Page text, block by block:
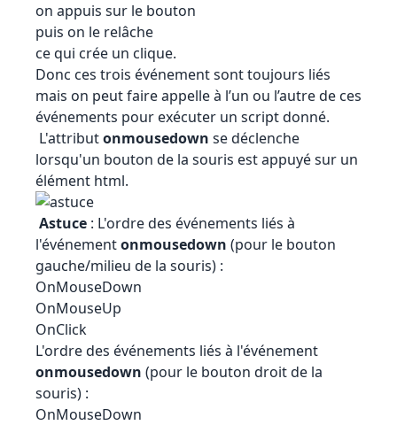
on appuis sur le bouton
puis on le relâche
ce qui crée un clique.
Donc ces trois événement sont toujours liés
mais on peut faire appelle à l’un ou l’autre de ces
événements pour exécuter un script donné.
L'attributonmousedown se déclenche
lorsqu'un bouton de la souris est appuyé sur un
élément html.
Astuce : L'ordre des événements liés à
l'événementonmousedown (pour le bouton
gauche/milieu de la souris) :
OnMouseDown
OnMouseUp
OnClick
L'ordre des événements liés à l'événement
onmousedown (pour le bouton droit de la
souris) :
OnMouseDown